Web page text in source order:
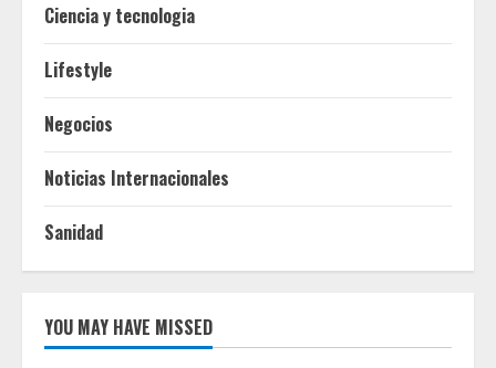
Ciencia y tecnologia
Lifestyle
Negocios
Noticias Internacionales
Sanidad
YOU MAY HAVE MISSED